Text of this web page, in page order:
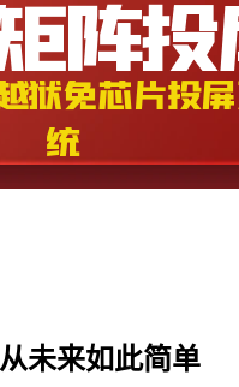
未来如此简单